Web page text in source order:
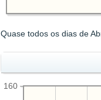
Quase todos os dias de
160